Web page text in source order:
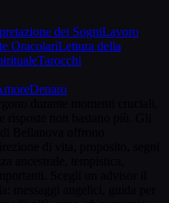
dei SogniLavoro
OracolariLettura della
Tarocchi
Denaro